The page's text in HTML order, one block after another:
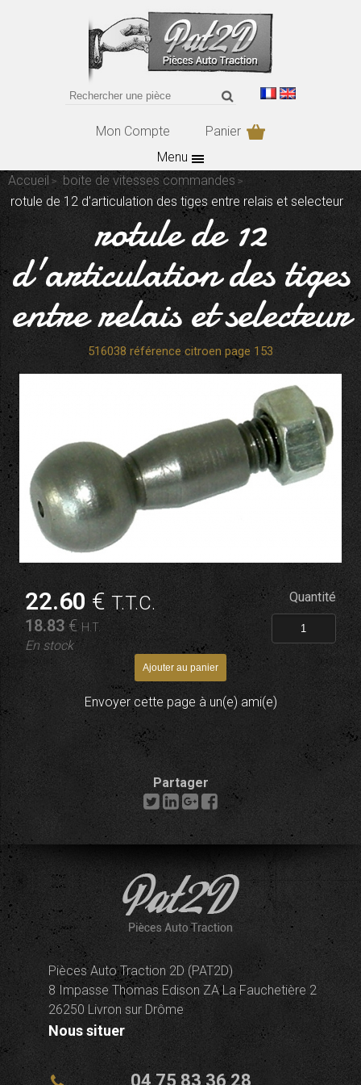
Mon Compte
Panier
Menu
Accueil
boite de vitesses commandes
rotule de 12 d'articulation des tiges entre relais et selecteur
rotule de 12
d'articulation des tiges
entre relais et selecteur
516038 référence citroen page 153
22.60 €T.T.C.
18.83 € H.T.
En stock
Quantité
Envoyer cette page à un(e) ami(e)
Partager
Pièces Auto Traction 2D (PAT2D)
8 Impasse Thomas Edison ZA La Fauchetière 2
26250 Livron sur Drôme
Nous situer
04 75 83 36 28